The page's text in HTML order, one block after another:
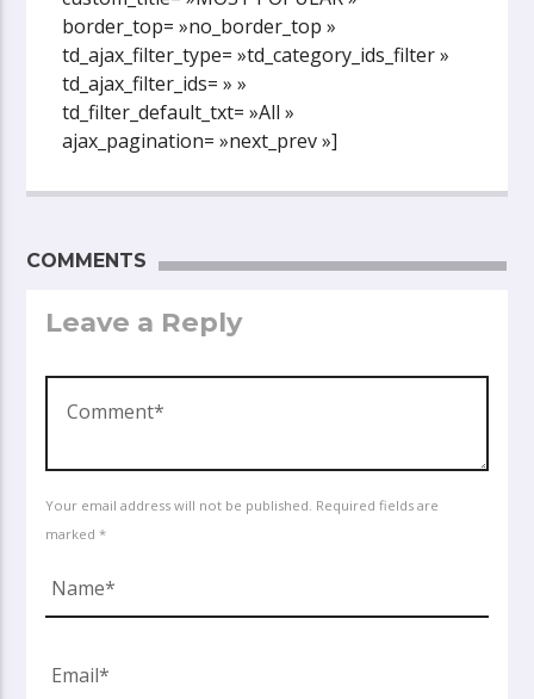
border_top= »no_border_top »
td_ajax_filter_type= »td_category_ids_filter »
td_ajax_filter_ids= » »
td_filter_default_txt= »All »
ajax_pagination= »next_prev »]
COMMENTS
Leave a Reply
Your email address will not be published. Required fields are
marked *